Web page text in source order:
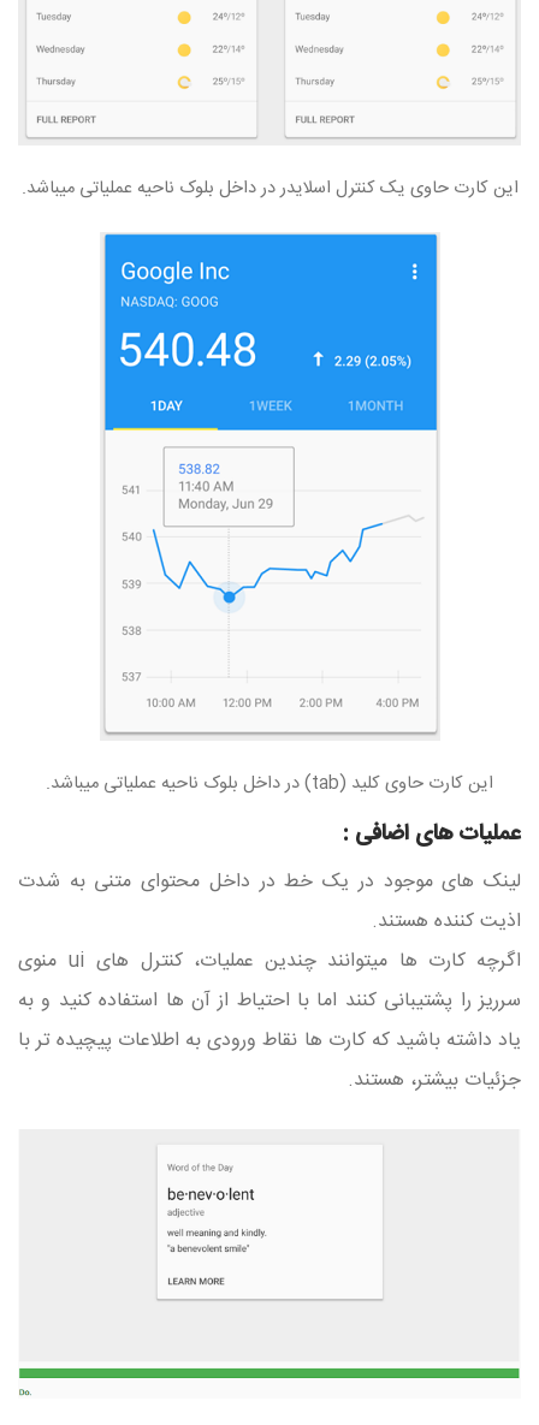
این کارت حاوی یک کنترل اسلایدر در داخل بلوک ناحیه عملیاتی میباشد.
این کارت حاوی کلید (tab) در داخل بلوک ناحیه عملیاتی میباشد.
عملیات های اضافی :
لینک های موجود در یک خط در داخل محتوای متنی به شدت
اذیت کننده هستند.
اگرچه کارت ها میتوانند چندین عملیات، کنترل های ui منوی
سرریز را پشتیبانی کنند اما با احتیاط از آن ها استفاده کنید و به
یاد داشته باشید که کارت ها نقاط ورودی به اطلاعات پیچیده تر با
جزئیات بیشتر، هستند.